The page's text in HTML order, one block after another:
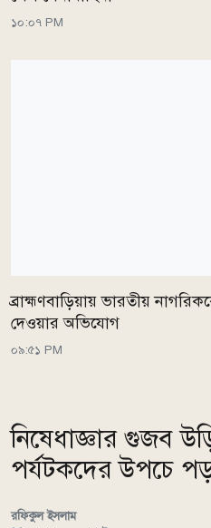
১০:০৭ PM
ব্রাহ্মণবাড়িয়ায় ভারতীয়
দেওয়ার অভিযোগ
০৯:৫১ PM
নিষেধাজ্ঞার গুজব
পর্যটকদের উপচে
রফিকুল ইসলাম